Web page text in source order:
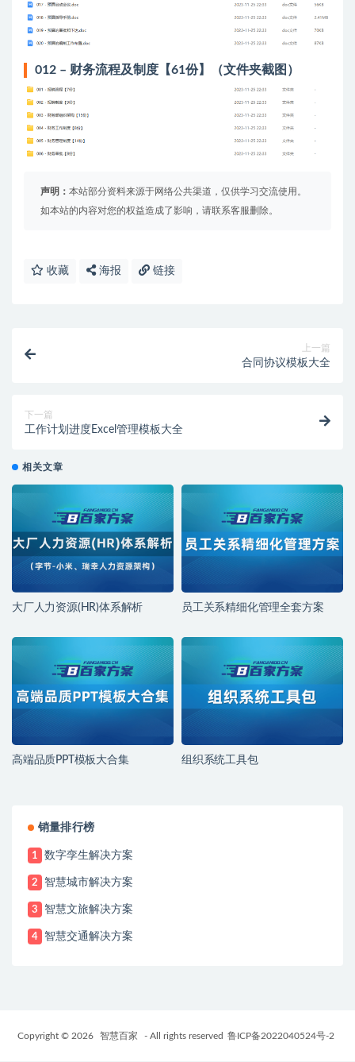
012 – 财务流程及制度【61份】（文件夹截图）
声明： 本站部分资料来源于网络公共渠道，仅供学习交流使用。
如本站的内容对您的权益造成了影响，请联系客服删除。
收藏 海报 链接
上一篇
合同协议模板大全
下一篇
工作计划进度Excel管理模板大全
相关文章
大厂人力资源(HR)体系解析 员工关系精细化管理全套方案
高端品质PPT模板大合集 组织系统工具包
销量排行榜
1 数字孪生解决方案
2 智慧城市解决方案
3 智慧文旅解决方案
4 智慧交通解决方案
Copyright © 2026 智慧百家 - All rights reserved 鲁ICP备2022040524号-2